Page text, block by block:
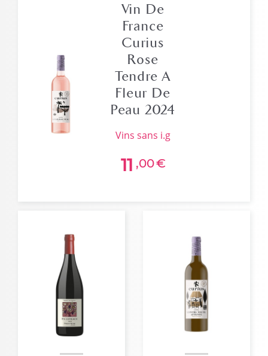
Vin De
France
Curius
Rose
Tendre A
Fleur De
Peau 2024
vins sans i.g
11 ,00€